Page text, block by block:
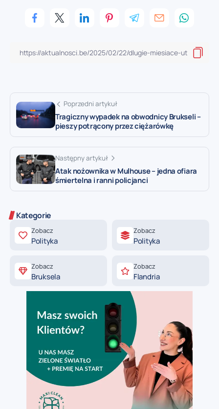
Poprzedni artykuł
Tragiczny wypadek na obwodnicy Brukseli –
pieszy potrącony przez ciężarówkę
Następny artykuł
Atak nożownika w Mulhouse – jedna ofiara
śmiertelna i ranni policjanci
Kategorie
Zobacz
Polityka
Zobacz
Polityka
Zobacz
Bruksela
Zobacz
Flandria